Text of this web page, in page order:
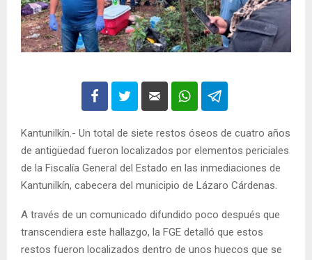
Kantunilkín.- Un total de siete restos óseos de cuatro años
de antigüedad fueron localizados por elementos periciales
de la Fiscalía General del Estado en las inmediaciones de
Kantunilkín, cabecera del municipio de Lázaro Cárdenas.
A través de un comunicado difundido poco después que
transcendiera este hallazgo, la FGE detalló que estos
restos fueron localizados dentro de unos huecos que se